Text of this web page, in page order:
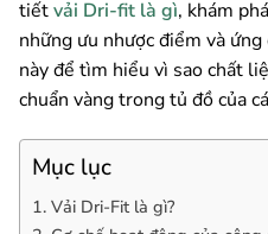
tiếtvải Dri-fit là gì, khám
những ưu nhược điểm và
này để tìm hiểu vì sao chất
chuẩn vàng trong tủ đồ của
Mục lục
1. Vải Dri-Fit là gì?